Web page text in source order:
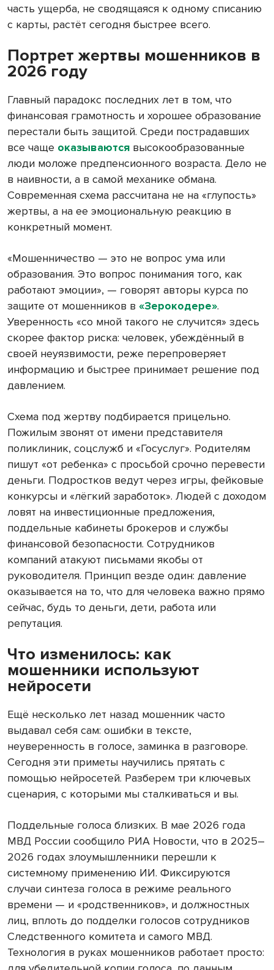
часть ущерба, не сводящаяся к одному списанию
с карты, растёт сегодня быстрее всего.
Портрет жертвы мошенников в
2026 году
Главный парадокс последних лет в том, что
финансовая грамотность и хорошее образование
перестали быть защитой. Среди пострадавших
все чаще оказываются высокообразованные
люди моложе предпенсионного возраста. Дело не
в наивности, а в самой механике обмана.
Современная схема рассчитана не на «глупость»
жертвы, а на ее эмоциональную реакцию в
конкретный момент.
«Мошенничество — это не вопрос ума или
образования. Это вопрос понимания того, как
работают эмоции», — говорят авторы курса по
защите от мошенников в «Зерокодере».
Уверенность «со мной такого не случится» здесь
скорее фактор риска: человек, убеждённый в
своей неуязвимости, реже перепроверяет
информацию и быстрее принимает решение под
давлением.
Схема под жертву подбирается прицельно.
Пожилым звонят от имени представителя
поликлиник, соцслужб и «Госуслуг». Родителям
пишут «от ребенка» с просьбой срочно перевести
деньги. Подростков ведут через игры, фейковые
конкурсы и «лёгкий заработок». Людей с доходом
ловят на инвестиционные предложения,
поддельные кабинеты брокеров и службы
финансовой безопасности. Сотрудников
компаний атакуют письмами якобы от
руководителя. Принцип везде один: давление
оказывается на то, что для человека важно прямо
сейчас, будь то деньги, дети, работа или
репутация.
Что изменилось: как
мошенники используют
нейросети
Ещё несколько лет назад мошенник часто
выдавал себя сам: ошибки в тексте,
неуверенность в голосе, заминка в разговоре.
Сегодня эти приметы научились прятать с
помощью нейросетей. Разберем три ключевых
сценария, с которыми мы сталкиваться и вы.
Поддельные голоса близких. В мае 2026 года
МВД России сообщило РИА Новости, что в 2025–
2026 годах злоумышленники перешли к
системному применению ИИ. Фиксируются
случаи синтеза голоса в режиме реального
времени — и «родственников», и должностных
лиц, вплоть до подделки голосов сотрудников
Следственного комитета и самого МВД.
Технология в руках мошенников работает просто: